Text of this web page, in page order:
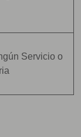
Servicio o